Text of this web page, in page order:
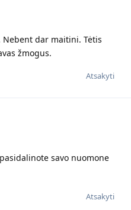
Nebent dar maitini. Tėtis
žmogus.
Atsakyti
savo nuomone
Atsakyti